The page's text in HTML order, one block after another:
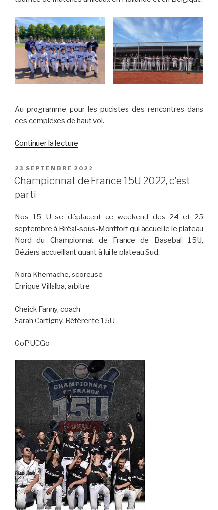
Au programme pour les pucistes des rencontres dans
des complexes de haut vol.
Continuer la lecture
15U
sur
PUBLIÉ
LE
23 SEPTEMBRE 2022
Championnat de France 15U 2022, c’est
parti
Nos 15 U se déplacent ce weekend des 24 et 25
septembre à Bréal-sous-Montfort qui accueille le plateau
Nord du Championnat de France de Baseball 15U,
Béziers accueillant quant à lui le plateau Sud.
Nora Khemache, scoreuse
Enrique Villalba, arbitre
Cheick Fanny, coach
Sarah Cartigny, Référente 15U
GoPUCGo